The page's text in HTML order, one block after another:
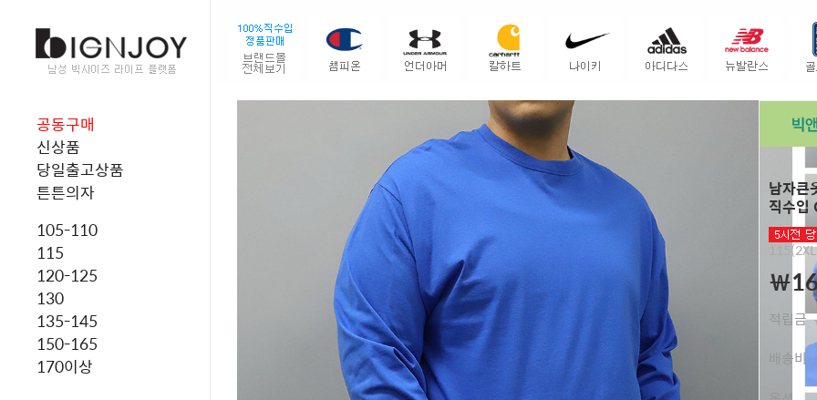
공동구매
신상품
당일출고상품
튼튼의자
105-110
115
120-125
130
135-145
150-165
170이상
남자큰
직수
￦
적립금
배송비